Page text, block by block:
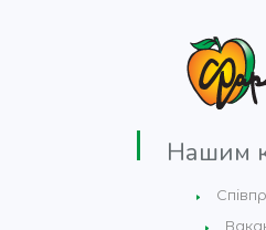
Нашим